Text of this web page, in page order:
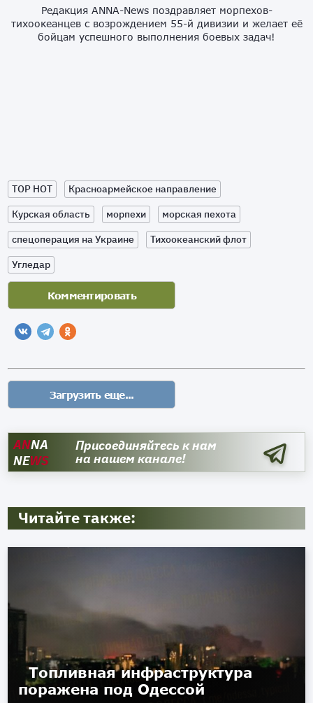
Редакция ANNA-News поздравляет морпехов-
тихоокеанцев с возрождением 55-й дивизии и желает её
бойцам успешного выполнения боевых задач!
TOP HOT
Красноармейское направление
Курская область
морпехи
морская пехота
спецоперация на Украине
Тихоокеанский флот
Угледар
ANNA
NEWS
Присоединяйтесь к нам
на нашем канале!
Читайте также:
Топливная инфраструктура
поражена под Одессой